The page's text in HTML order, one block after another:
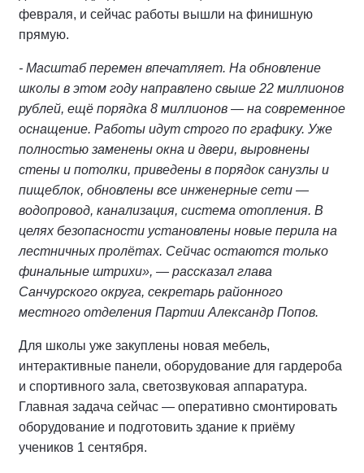
февраля, и сейчас работы вышли на финишную
прямую.
- Масштаб перемен впечатляет. На обновление
школы в этом году направлено свыше 22 миллионов
рублей, ещё порядка 8 миллионов — на современное
оснащение. Работы идут строго по графику. Уже
полностью заменены окна и двери, выровнены
стены и потолки, приведены в порядок санузлы и
пищеблок, обновлены все инженерные сети —
водопровод, канализация, система отопления. В
целях безопасности установлены новые перила на
лестничных пролётах. Сейчас остаются только
финальные штрихи», — рассказал глава
Санчурского округа, секретарь районного
местного отделения Партии Александр Попов.
Для школы уже закуплены новая мебель,
интерактивные панели, оборудование для гардероба
и спортивного зала, светозвуковая аппаратура.
Главная задача сейчас — оперативно смонтировать
оборудование и подготовить здание к приёму
учеников 1 сентября.